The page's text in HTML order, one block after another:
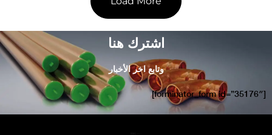
اشترك هنا
وتابع اخر الأخبار
[forminator_form id=”35176″]